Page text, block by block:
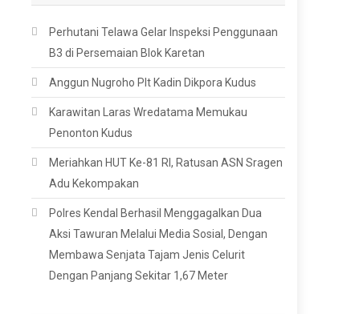
Perhutani Telawa Gelar Inspeksi Penggunaan
B3 di Persemaian Blok Karetan
Anggun Nugroho Plt Kadin Dikpora Kudus
Karawitan Laras Wredatama Memukau
Penonton Kudus
Meriahkan HUT Ke-81 RI, Ratusan ASN Sragen
Adu Kekompakan
Polres Kendal Berhasil Menggagalkan Dua
Aksi Tawuran Melalui Media Sosial, Dengan
Membawa Senjata Tajam Jenis Celurit
Dengan Panjang Sekitar 1,67 Meter